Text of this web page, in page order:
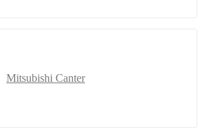
Mitsubishi Canter